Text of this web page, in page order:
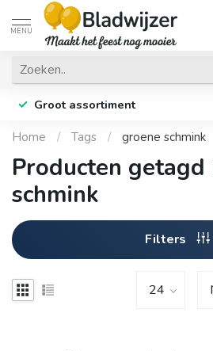
MENU
Groot assortiment
Home / Tags / groene schmink
Producten
schmink
Filters